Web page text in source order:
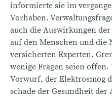
informierte sie im
Vorhaben.
auch die Auswirkungen
auf den Menschen und die
versicherten Experten.
wenige Fragen seien
Vorwurf, der Elektrosmog
schade der Gesundheit